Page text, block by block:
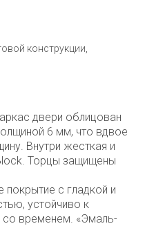
конструкции,
двери облицован
6 мм, что вдвое
Внутри жесткая и
Торцы защищены
покрытие c гладкой и
устойчиво к
со временем. «Эмаль-